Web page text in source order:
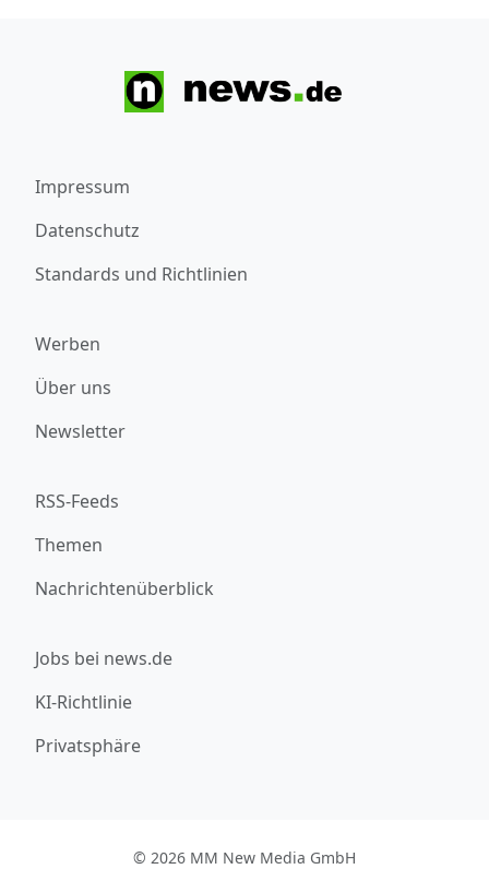
Impressum
Datenschutz
Standards und Richtlinien
Werben
Über uns
Newsletter
RSS-Feeds
Themen
Nachrichtenüberblick
Jobs bei news.de
KI-Richtlinie
Privatsphäre
© 2026 MM New Media GmbH